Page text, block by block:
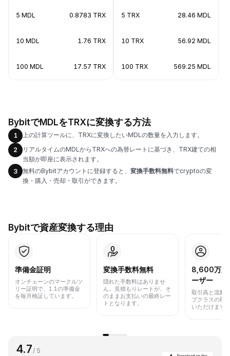
5 MDL 0.8783 TRX
10 MDL 1.76 TRX
100 MDL 17.57 TRX
5 TRX 28.46 MDL
10 TRX 56.92 MDL
100 TRX 569.25 MDL
BybitでMDLをTRXに変換する方法
1
上の計算ツールに、TRXに変換したいMDLの数量を入力します。
2
リアルタイムのMDLからTRXへの為替レートに基づき、TRX建ての相
当額が即座に表示されます。
3
無料のBybitアカウントに登録すると、 変換手数料無料でcryptoの変
換・購入・売却・取引ができます。
Bybitで資産変換する理由
準備金証明
オンチェーンのマークルツ
リー証明で、1:1の準備金
を毎月検証しています。
変換手数料無料
隠れた手数料はありませ
ん。見積もりレートが、そ
のままお支払いの最終レー
トとなります。
8,600万人
ーザー
取引高と流動
プクラスの取
いただけます
4.7 / 5